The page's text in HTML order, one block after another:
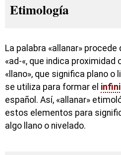
Etimología
La palabra «allanar» procede
«ad-«, que indica proximidad
«llano», que significa plano o
se utiliza para formar el
español. Así, «allanar»
estos elementos para
algo llano o nivelado.